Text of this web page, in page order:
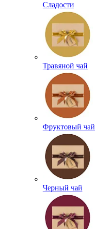
Сладости
Травяной чай
Фруктовый чай
Черный чай